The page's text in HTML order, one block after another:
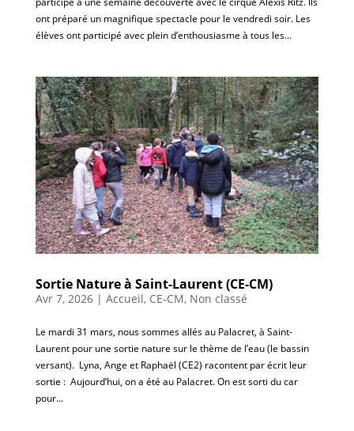
ont préparé un magnifique spectacle pour le vendredi soir. Les
élèves ont participé avec plein d’enthousiasme à tous les...
Sortie Nature à Saint-Laurent (CE-CM)
Avr 7, 2026| Accueil, CE-CM, Non classé
Le mardi 31 mars, nous sommes allés au Palacret, à Saint-
Laurent pour une sortie nature sur le thème de l’eau (le bassin
versant). Lyna, Ange et Raphaël (CE2) racontent par écrit leur
sortie : Aujourd’hui, on a été au Palacret. On est sorti du car
pour...